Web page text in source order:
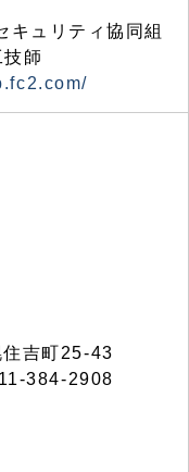
キュリティ協同組
師
吉町25-43
384-2908